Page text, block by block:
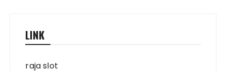
LINK
raja slot